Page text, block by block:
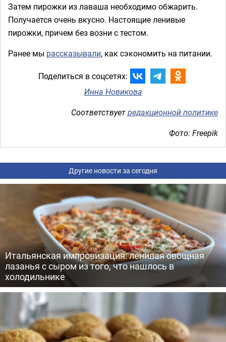
Затем пирожки из лаваша необходимо обжарить.
Получается очень вкусно. Настоящие ленивые
пирожки, причем без возни с тестом.
Ранее мы рассказывали, как сэкономить на питании.
Поделиться в соцсетях:
Инна Новикова
Соответствуетредакционной политике
Фото: Freepik
Другие новости за сегодня
Итальянская импровизация: ленивая овощная
лазанья с сыром из того, что нашлось в
холодильнике